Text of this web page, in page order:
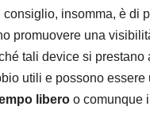
insomma, è di
promuovere una
tali device si prestano
utili e possono
libero o comunque